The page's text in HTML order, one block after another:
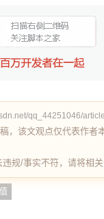
qq_44251046/
，该文观点仅代表作者
规/事实不符，请将相